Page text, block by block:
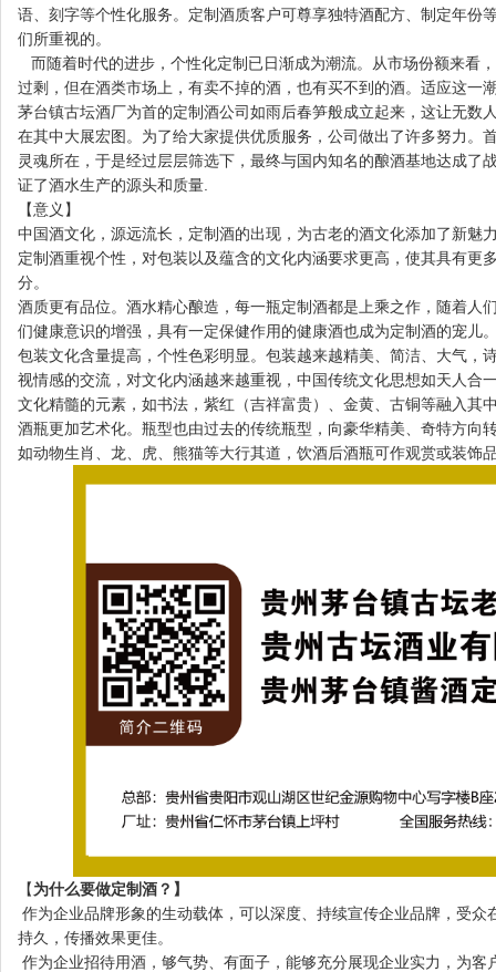
语、刻字等个性化服务。定制酒质客户可尊享独特酒配方、制定年份
们所重视的。
而随着时代的进步，个性化定制已日渐成为潮流。从市场份额来看
过剩，但在酒类市场上，有卖不掉的酒，也有买不到的酒。适应这一
茅台镇古坛酒厂为首的定制酒公司如雨后春笋般成立起来，这让无数
在其中大展宏图。为了给大家提供优质服务，公司做出了许多努力。
灵魂所在，于是经过层层筛选下，最终与国内知名的酿酒基地达成了
证了酒水生产的源头和质量.
【意义】
中国酒文化，源远流长，定制酒的出现，为古老的酒文化添加了新魅
定制酒重视个性，对包装以及蕴含的文化内涵要求更高，使其具有更
分。
酒质更有品位。酒水精心酿造，每一瓶定制酒都是上乘之作，随着人
们健康意识的增强，具有一定保健作用的健康酒也成为定制酒的宠儿
包装文化含量提高，个性色彩明显。包装越来越精美、简洁、大气，
视情感的交流，对文化内涵越来越重视，中国传统文化思想如天人合
文化精髓的元素，如书法，紫红（吉祥富贵）、金黄、古铜等融入其
酒瓶更加艺术化。瓶型也由过去的传统瓶型，向豪华精美、奇特方向
如动物生肖、龙、虎、熊猫等大行其道，饮酒后酒瓶可作观赏或装饰
【为什么要做定制酒？】
作为企业品牌形象的生动载体，可以深度、持续宣传企业品牌，受
持久，传播效果更佳。
作为企业招待用酒，够气势、有面子，能够充分展现企业实力，为